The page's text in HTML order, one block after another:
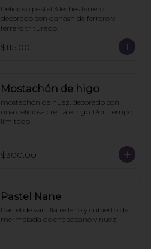
Delicioso pastel 3 leches ferrero
decorado con ganash de ferrero y
ferrero triturado.
$115.00
Mostachón de higo
mostachón de nuez, decorado con
una deliciosa cre,ita e higo. Por tiempo
límitado
$300.00
Pastel Nane
Pastel de vainilla relleno y cubierto de
mermelada de chabacano y nuez.